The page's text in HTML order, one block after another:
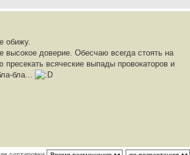
обижу.
высокое доверие. Обесчаю всегда стоять на
всяческие выпады провокаторов и
бла...